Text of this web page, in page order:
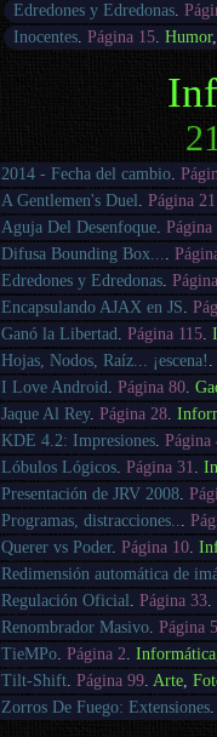
Edredones y Edredonas.
Inocentes. Página 15. Humor
2014 - Fecha del cambio.
A Gentlemen's Duel
Página 21
Aguja Del Desenfoque. Página
Difusa Bounding Box...
Edredones y Edredonas.
Encapsulando AJAX en JS
Ganó la Libertad
Página 115.
Hojas, Nodos, Raíz... ¡escena!
I Love Android
Página 80.
Jaque Al Rey. Página 28.
KDE 4.2: Impresiones. Página
Lóbulos Lógicos. Página 31
Presentación de JRV 2008.
Programas, distracciones..
Querer vs Poder. Página 10.
Redimensión automática de
Regulación Oficial
Página 33.
Renombrador Masivo. Página
TieMPo. Página 2 Informática
Tilt-Shift. Página 99. Arte,
Zorros De Fuego: Extensiones